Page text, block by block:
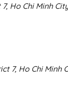
Ho Chi Minh
7, Ho Chi Minh